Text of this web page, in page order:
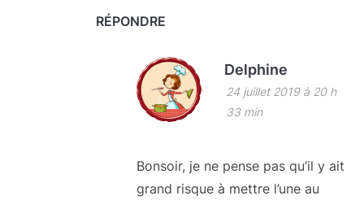
RÉPONDRE
Delphine
24 juillet 2019 à 20 h
33 min
Bonsoir, je ne pense pas qu’il y ait
grand risque à mettre l’une au